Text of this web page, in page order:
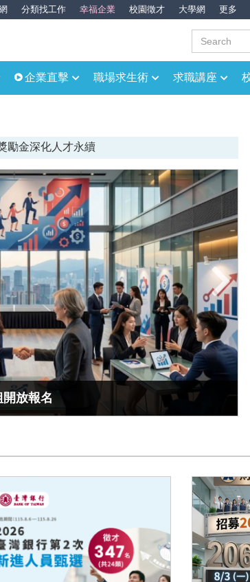
分類找工作 幸福企業 校園徵才 大學網 更多
企業直擊 職場求生術 求職講座
儲備約僱人員 月薪近39K、專畢可報考
長期投資績效維持穩健
勵金深化人才永續
放報名